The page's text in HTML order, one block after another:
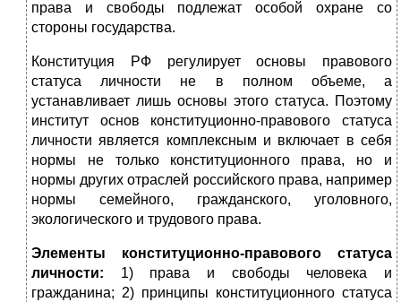
права и свободы подлежат особой охране со
стороны государства.
Конституция РФ регулирует основы правового
статуса личности не в полном объеме, а
устанавливает лишь основы этого статуса. Поэтому
институт основ конституционно-правового статуса
личности является комплексным и включает в себя
нормы не только конституционного права, но и
нормы других отраслей российского права, например
нормы семейного, гражданского, уголовного,
экологического и трудового права.
Элементы конституционно-правового статуса
личности: 1) права и свободы человека и
гражданина; 2) принципы конституционного статуса